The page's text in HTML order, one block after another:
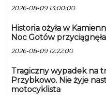
2026-08-09 13:00:00
Historia ożyła w
Noc Gotów
2026-08-09 12:22:00
Tragiczny wypadek na
Przybkowo. Nie żyje
motocyklista